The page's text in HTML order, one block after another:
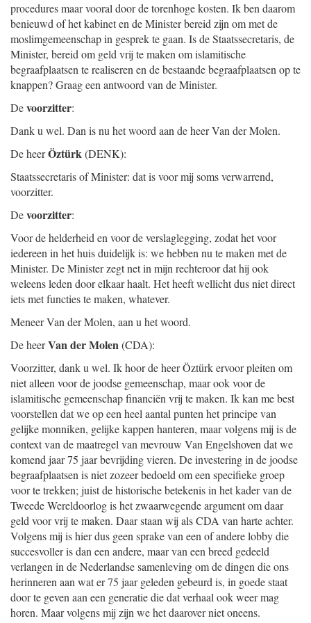
procedures maar vooral door de torenhoge kosten. Ik ben daarom
benieuwd of het kabinet en de Minister bereid zijn om met de
moslimgemeenschap in gesprek te gaan. Is de Staatssecretaris, de
Minister, bereid om geld vrij te maken om islamitische
begraafplaatsen te realiseren en de bestaande begraafplaatsen op te
knappen? Graag een antwoord van de Minister.
Devoorzitter:
Dank u wel. Dan is nu het woord aan de heer Van der Molen.
De heerÖztürk(DENK):
Staatssecretaris of Minister: dat is voor mij soms verwarrend,
voorzitter.
Devoorzitter:
Voor de helderheid en voor de verslaglegging, zodat het voor
iedereen in het huis duidelijk is: we hebben nu te maken met de
Minister. De Minister zegt net in mijn rechteroor dat hij ook
weleens leden door elkaar haalt. Het heeft wellicht dus niet direct
iets met functies te maken, whatever.
Meneer Van der Molen, aan u het woord.
De heerVan der Molen(CDA):
Voorzitter, dank u wel. Ik hoor de heer Öztürk ervoor pleiten om
niet alleen voor de joodse gemeenschap, maar ook voor de
islamitische gemeenschap financiën vrij te maken. Ik kan me best
voorstellen dat we op een heel aantal punten het principe van
gelijke monniken, gelijke kappen hanteren, maar volgens mij is de
context van de maatregel van mevrouw Van Engelshoven dat we
komend jaar 75 jaar bevrijding vieren. De investering in de joodse
begraafplaatsen is niet zozeer bedoeld om een specifieke groep
voor te trekken; juist de historische betekenis in het kader van de
Tweede Wereldoorlog is het zwaarwegende argument om daar
geld voor vrij te maken. Daar staan wij als CDA van harte achter.
Volgens mij is hier dus geen sprake van een of andere lobby die
succesvoller is dan een andere, maar van een breed gedeeld
verlangen in de Nederlandse samenleving om de dingen die ons
herinneren aan wat er 75 jaar geleden gebeurd is, in goede staat
door te geven aan een generatie die dat verhaal ook weer mag
horen. Maar volgens mij zijn we het daarover niet oneens.